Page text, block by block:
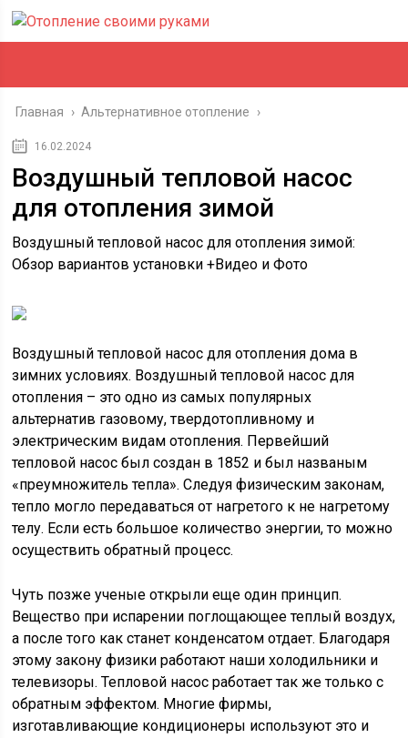
Главная › Альтернативное отопление ›
16.02.2024
Воздушный тепловой насос
для отопления зимой
Воздушный тепловой насос для отопления зимой:
Обзор вариантов установки +Видео и Фото
Воздушный тепловой насос для отопления дома в
зимних условиях. Воздушный тепловой насос для
отопления – это одно из самых популярных
альтернатив газовому, твердотопливному и
электрическим видам отопления. Первейший
тепловой насос был создан в 1852 и был названым
«преумножитель тепла». Следуя физическим законам,
тепло могло передаваться от нагретого к не нагретому
телу. Если есть большое количество энергии, то можно
осуществить обратный процесс.
Чуть позже ученые открыли еще один принцип.
Вещество при испарении поглощающее теплый воздух,
а после того как станет конденсатом отдает. Благодаря
этому закону физики работают наши холодильники и
телевизоры. Тепловой насос работает так же только с
обратным эффектом. Многие фирмы,
изготавливающие кондиционеры используют это и